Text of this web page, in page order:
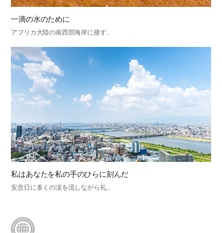
一滴の水のために
アフリカ大陸の南西部海岸に接す…
私はあなたを私の手のひらに刻んだ
安息日に多くの涙を流しながら礼…